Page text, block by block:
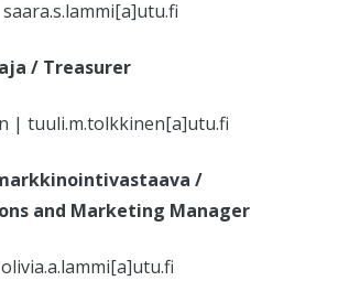
/ Treasurer
| tuuli.m.tolkkinen[a]utu.fi
/
and Marketing Manager